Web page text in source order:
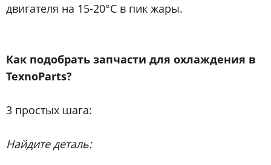
двигателя на 15-20°C в пик жары.
Как подобрать запчасти для охлаждения в
TexnoParts?
3 простых шага:
Найдите деталь: